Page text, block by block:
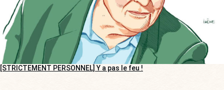
[STRICTEMENT PERSONNEL] Y a pas le feu !